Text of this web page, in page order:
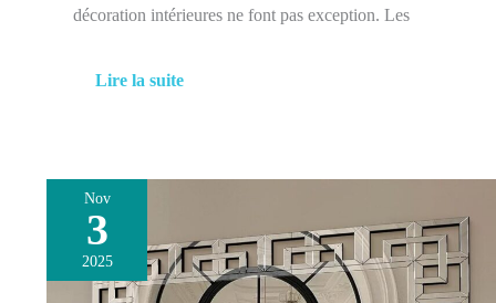
décoration intérieures ne font pas exception. Les
Lire la suite
Nov
3
2025
Avis
sur
le
miroir